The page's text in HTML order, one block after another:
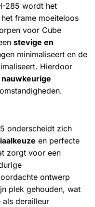
285 wordt het
frame moeiteloos
voor Cube
stevige en
minimaliseert en de
Hierdoor
onderscheidt zich
en perfecte
zorgt voor een
ontwerp
plek gehouden, wat
derailleur